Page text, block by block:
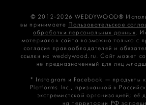
© 2012-2026 WEDDYWOOD®
вы принимаете
Пользовательское
обработки персональных данных.
материалов сайта возможно только с
согласия правообладателей и
ссылки на weddywood.ru. Сайт может
не предназначенный для лиц
* Instagram и Facebook — продукты
Platforms Inc., признанной в
экстремистской организацией; её
на территории РФ